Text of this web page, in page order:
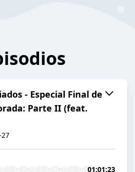
- Especial Final de
Parte II (feat.
01:01:23